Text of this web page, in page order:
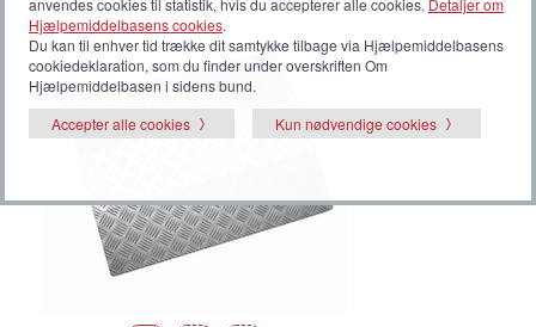
anvendes cookies til statistik, hvis du accepterer alle cookies. Detaljer om
Hjælpemiddelbasens cookies.
Du kan til enhver tid trække dit samtykke tilbage via Hjælpemiddelbasens
cookiedeklaration, som du finder under overskriften Om
Hjælpemiddelbasen i sidens bund.
Accepter alle cookies
Kun nødvendige cookies